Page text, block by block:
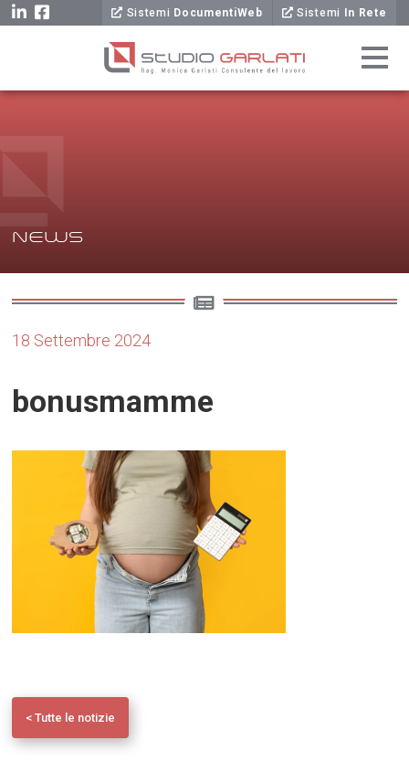
Sistemi DocumentiWeb Sistemi In Rete
NEWS
18 Settembre 2024
bonusmamme
< Tutte le notizie